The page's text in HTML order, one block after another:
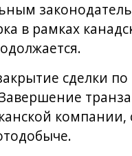
в рамках
сделки